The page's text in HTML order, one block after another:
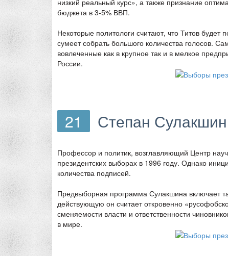
бюджета в 3-5% ВВП.
Некоторые политологи считают, что Титов
сумеет собрать большого количества голосов.
вовлеченные как в крупное так и в мелкое
России.
21 Степан Сулакшин
Профессор и политик, возглавляющий Центр
президентских выборах в 1996 году. Однако
количества подписей.
Предвыборная программа Сулакшина включает
действующую он считает откровенно
сменяемости власти и ответственности
в мире.